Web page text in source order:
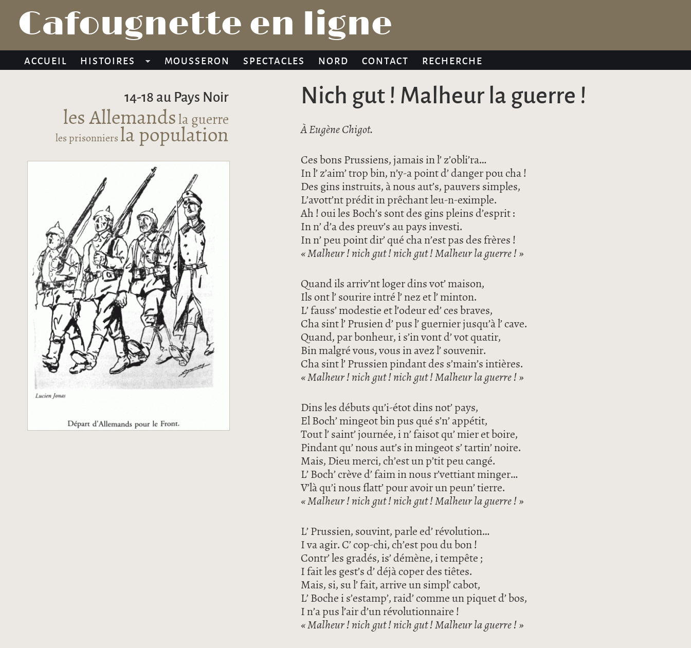
Jump to navigation
Cafougnette en ligne
ACCUEIL HISTOIRES MOUSSERON SPECTACLES NORD CONTACT RECHERCHE
Nich gut ! Malheur la guerre !
À Eugène Chigot.
Ces bons Prussiens, jamais in l’ z’obli’ra…
In l’ z’aim’ trop bin, n’y-a point d’ danger pou cha !
Des gins instruits, à nous aut’s, pauvers simples,
L’avott’nt prédit in prêchant leu-n-eximple.
Ah ! oui les Boch’s sont des gins pleins d’esprit :
In n’ d’a des preuv’s au pays investi.
In n’ peu point dir’ qué cha n’est pas des frères !
« Malheur ! nich gut ! nich gut ! Malheur la guerre ! »
Quand ils arriv’nt loger dins vot’ maison,
Ils ont l’ sourire intré l’ nez et l’ minton.
L’ fauss’ modestie et l’odeur ed’ ces braves,
Cha sint l’ Prusien d’ pus l’ guernier jusqu’à l’ cave.
Quand, par bonheur, i s’in vont d’ vot quatir,
Bin malgré vous, vous in avez l’ souvenir.
Cha sint l’ Prussien pindant des s’main’s intières.
« Malheur ! nich gut ! nich gut ! Malheur la guerre ! »
Dins les débuts qu’i-étot dins not’ pays,
El Boch’ mingeot bin pus qué s’n’ appétit,
Tout l’ saint’ journée, i n’ faisot qu’ mier et boire,
Pindant qu’ nous aut’s in mingeot s’ tartin’ noire.
Mais, Dieu merci, ch’est un p’tit peu cangé.
L’ Boch’ crève d’ faim in nous r’vettiant minger…
V’là qu’i nous flatt’ pour avoir un peun’ tierre.
« Malheur ! nich gut ! nich gut ! Malheur la guerre ! »
L’ Prussien, souvint, parle ed’ révolution…
I va agir. C’ cop-chi, ch’est pou du bon !
Contr’ les gradés, is’ démène, i tempête ;
I fait les gest’s d’ déjà coper des tiêtes.
Mais, si, su l’ fait, arrive un simpl’ cabot,
L’ Boche i s’estamp’, raid’ comme un piquet d’ bos,
I n’a pus l’air d’un révolutionnaire !
« Malheur ! nich gut ! nich gut ! Malheur la guerre ! »
14-18 au Pays Noir
les Allemands la guerre
les prisonniers la population